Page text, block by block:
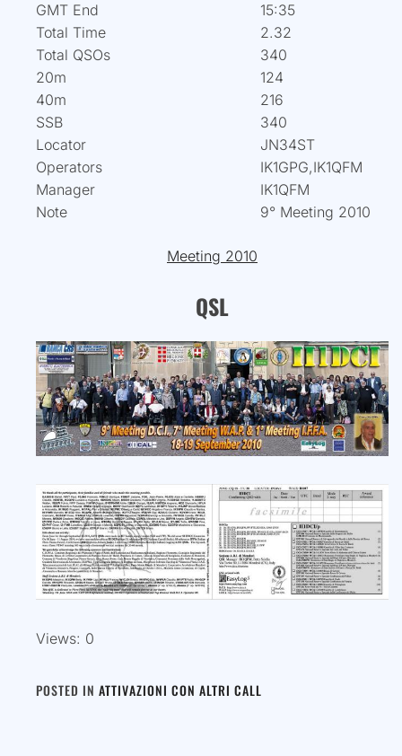
GMT End
15:35
Total Time
2.32
Total QSOs
340
20m
124
40m
216
SSB
340
Locator
JN34ST
Operators
IK1GPG,IK1QFM
Manager
IK1QFM
Note
9° Meeting 2010
Meeting 2010
QSL
Views: 0
POSTED IN ATTIVAZIONI CON ALTRI CALL